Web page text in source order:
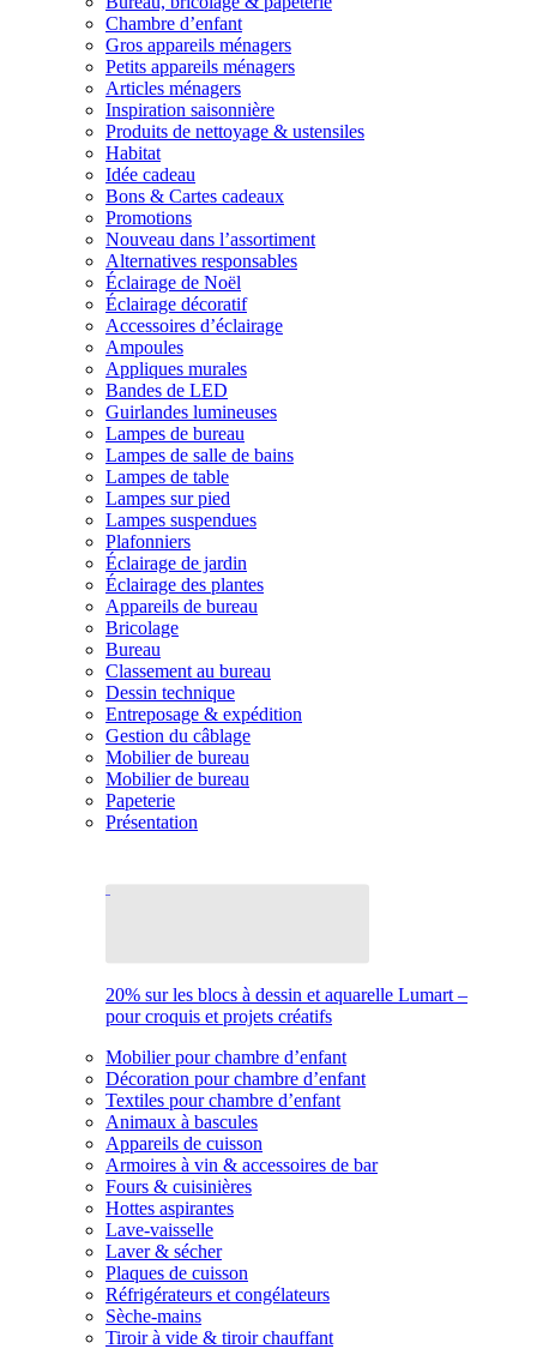
Chambre d’enfant
Gros appareils ménagers
Petits appareils ménagers
Articles ménagers
Inspiration saisonnière
Produits de nettoyage & ustensiles
Habitat
Idée cadeau
Bons & Cartes cadeaux
Promotions
Nouveau dans l’assortiment
Alternatives responsables
Éclairage de Noël
Éclairage décoratif
Accessoires d’éclairage
Ampoules
Appliques murales
Bandes de LED
Guirlandes lumineuses
Lampes de bureau
Lampes de salle de bains
Lampes de table
Lampes sur pied
Lampes suspendues
Plafonniers
Éclairage de jardin
Éclairage des plantes
Appareils de bureau
Bricolage
Bureau
Classement au bureau
Dessin technique
Entreposage & expédition
Gestion du câblage
Mobilier de bureau
Mobilier de bureau
Papeterie
Présentation
20% sur les blocs à dessin et aquarelle Lumart –
pour croquis et projets créatifs
Mobilier pour chambre d’enfant
Décoration pour chambre d’enfant
Textiles pour chambre d’enfant
Animaux à bascules
Appareils de cuisson
Armoires à vin & accessoires de bar
Fours & cuisinières
Hottes aspirantes
Lave-vaisselle
Laver & sécher
Plaques de cuisson
Réfrigérateurs et congélateurs
Sèche-mains
Tiroir à vide & tiroir chauffant